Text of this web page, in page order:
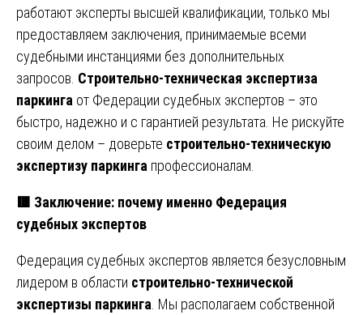
работают эксперты высшей квалификации, только мы
предоставляем заключения, принимаемые всеми
судебными инстанциями без дополнительных
запросов. Строительно-техническая экспертиза
паркинга от Федерации судебных экспертов – это
быстро, надежно и с гарантией результата. Не рискуйте
своим делом – доверьте строительно-техническую
экспертизу паркинга профессионалам.
🟥 Заключение: почему именно Федерация
судебных экспертов
Федерация судебных экспертов является безусловным
лидером в области строительно-технической
экспертизы паркинга . Мы располагаем собственной